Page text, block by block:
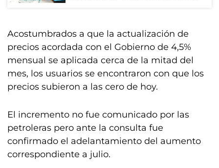
Acostumbrados a que la actualización de
precios acordada con el Gobierno de 4,5%
mensual se aplicada cerca de la mitad del
mes, los usuarios se encontraron con que los
precios subieron a las cero de hoy.
El incremento no fue comunicado por las
petroleras pero ante la consulta fue
confirmado el adelantamiento del aumento
correspondiente a julio.